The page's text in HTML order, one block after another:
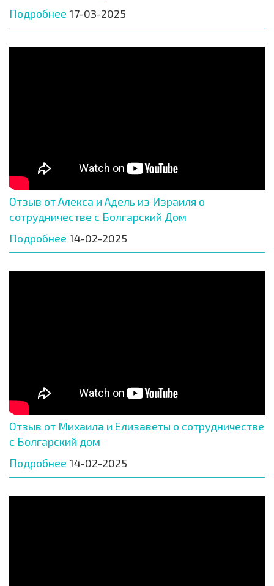
Подробнее 17-03-2025
Отзыв от Алекса и Адель из Израиля о
сотрудничестве с Болгарский Дом
Подробнее 14-02-2025
Отзыв от Михаила и Елизаветы о сотрудничестве
с Болгарский дом
Подробнее 14-02-2025